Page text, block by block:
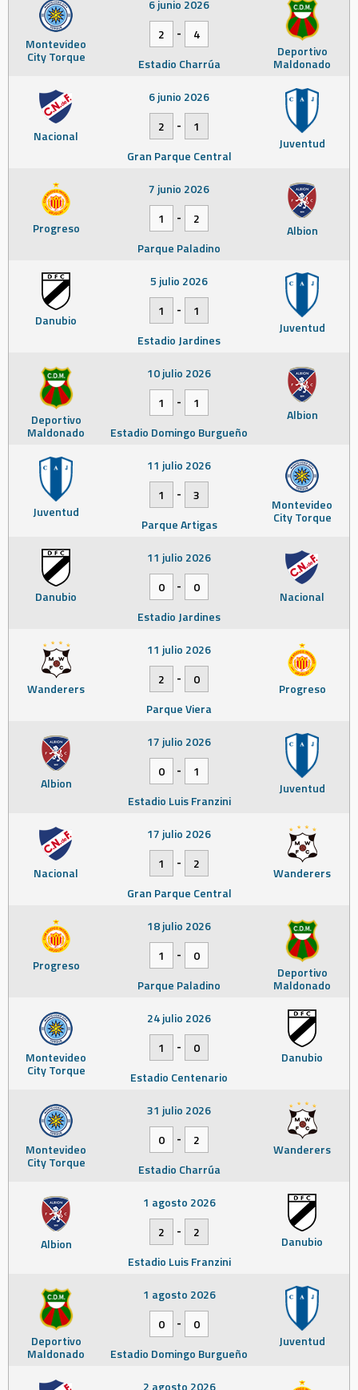
Montevideo
City Torque Deportivo
Maldonado
6 junio 2026
2
-
4
Estadio Charrúa
Nacional Juventud
6 junio 2026
2
-
1
Gran Parque Central
Progreso Albion
7 junio 2026
1
-
2
Parque Paladino
Danubio Juventud
5 julio 2026
1
-
1
Estadio Jardines
Deportivo
Maldonado
Albion
10 julio 2026
1
-
1
Estadio Domingo Burgueño
Juventud Montevideo
City Torque
11 julio 2026
1
-
3
Parque Artigas
Danubio Nacional
11 julio 2026
0
-
0
Estadio Jardines
Wanderers Progreso
11 julio 2026
2
-
0
Parque Viera
Albion Juventud
17 julio 2026
0
-
1
Estadio Luis Franzini
Nacional Wanderers
17 julio 2026
1
-
2
Gran Parque Central
Progreso Deportivo
Maldonado
18 julio 2026
1
-
0
Parque Paladino
Montevideo
City Torque
Danubio
24 julio 2026
1
-
0
Estadio Centenario
Montevideo
City Torque
Wanderers
31 julio 2026
0
-
2
Estadio Charrúa
Albion Danubio
1 agosto 2026
2
-
2
Estadio Luis Franzini
Deportivo
Maldonado
Juventud
1 agosto 2026
0
-
0
Estadio Domingo Burgueño
2 agosto 2026